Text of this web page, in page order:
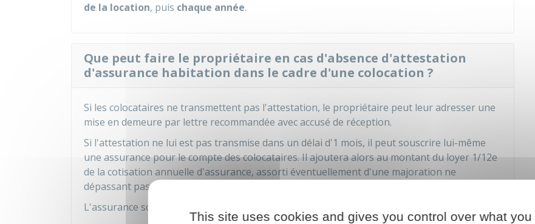
de la location, puis chaque année.
Que peut faire le propriétaire en cas d'absence d'attestation
d'assurance habitation dans le cadre d'une colocation ?
Si les colocataires ne transmettent pas l'attestation, le propriétaire peut leur adresser une
mise en demeure par lettre recommandée avec accusé de réception.
Si l'attestation ne lui est pas transmise dans un délai d'1 mois, il peut souscrire lui-même
une assurance pour le compte des colocataires. Il ajoutera alors au montant du loyer 1/12e
de la cotisation annuelle d'assurance, assorti éventuellement d'une majoration ne
dépassant pas10 %
L'assurance souscrite par le propriétaire couvre uniquement les risques locatifs.
This site uses cookies and gives you control over what